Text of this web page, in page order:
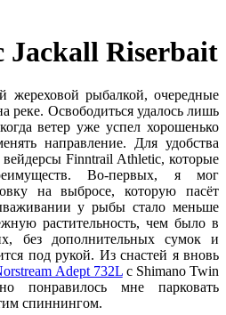
Jackall Riserbait
жереховой рыбалкой, очередные
реке. Освободиться удалось лишь
ветер ужеуспел хорошенько
направление. Для удобства
вейдерсыFinntrail Athletic, которые
Во-первых, я мог
на выбросе, которую пасёт
у рыбы стало меньше
растительность, чем было в
без дополнительных сумок и
под рукой. Из снастей я вновь
Adept 732Lс Shimano Twin
понравилось мне парковать
спиннингом.